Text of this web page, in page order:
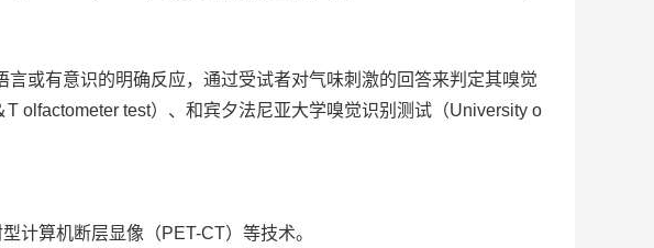
或有意识的明确反应，通过受试者对气味刺激的回答来判定其嗅觉
olfactometer test）、和宾夕法尼亚大学嗅觉识别测试（University o
计算机断层显像（PET-CT）等技术。